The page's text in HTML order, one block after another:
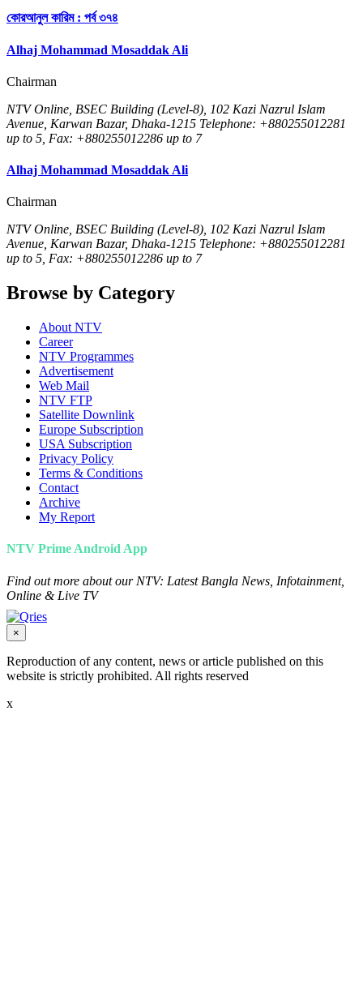
কোরআনুল কারিম : পর্ব ৩৭৪
Alhaj Mohammad Mosaddak Ali
Chairman
NTV Online, BSEC Building (Level-8), 102 Kazi Nazrul Islam
Avenue, Karwan Bazar, Dhaka-1215 Telephone: +880255012281
up to 5, Fax: +880255012286 up to 7
Alhaj Mohammad Mosaddak Ali
Chairman
NTV Online, BSEC Building (Level-8), 102 Kazi Nazrul Islam
Avenue, Karwan Bazar, Dhaka-1215 Telephone: +880255012281
up to 5, Fax: +880255012286 up to 7
Browse by Category
About NTV
Career
NTV Programmes
Advertisement
Web Mail
NTV FTP
Satellite Downlink
Europe Subscription
USA Subscription
Privacy Policy
Terms & Conditions
Contact
Archive
My Report
NTV Prime Android App
Find out more about our NTV: Latest Bangla News, Infotainment,
Online & Live TV
×
Reproduction of any content, news or article published on this
website is strictly prohibited. All rights reserved
x